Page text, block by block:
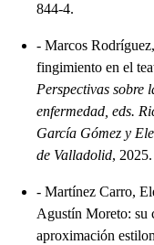
844-4.
- Marcos
fingimiento en el
Perspectivas sobre
enfermedad, eds.
García Gómez y
de Valladolid, 2025.
- Martínez Carro,
Agustín Moreto: su
aproximación